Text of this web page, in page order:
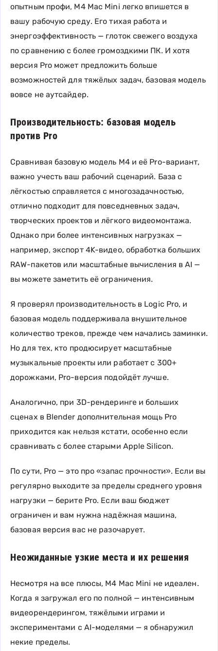
опытным профи, M4 Mac Mini легко впишется в
вашу рабочую среду. Его тихая работа и
энергоэффективность — глоток свежего воздуха
по сравнению с более громоздкими ПК. И хотя
версия Pro может предложить больше
возможностей для тяжёлых задач, базовая модель
вовсе не аутсайдер.
Производительность: базовая модель
против Pro
Сравнивая базовую модель M4 и её Pro-вариант,
важно учесть ваш рабочий сценарий. База с
лёгкостью справляется с многозадачностью,
отлично подходит для повседневных задач,
творческих проектов и лёгкого видеомонтажа.
Однако при более интенсивных нагрузках —
например, экспорт 4K-видео, обработка больших
RAW-пакетов или масштабные вычисления в AI —
вы можете заметить её ограничения.
Я проверял производительность в Logic Pro, и
базовая модель поддерживала внушительное
количество треков, прежде чем начались заминки.
Но для тех, кто продюсирует масштабные
музыкальные проекты или работает с 300+
дорожками, Pro-версия подойдёт лучше.
Аналогично, при 3D-рендеринге и больших
сценах в Blender дополнительная мощь Pro
приходится как нельзя кстати, особенно если
сравнивать с более старыми Apple Silicon.
По сути, Pro — это про «запас прочности». Если вы
регулярно выходите за пределы среднего уровня
нагрузки — берите Pro. Если ваш бюджет
ограничен и вам нужна надёжная машина,
базовая версия вас не разочарует.
Неожиданные узкие места и их решения
Несмотря на все плюсы, M4 Mac Mini не идеален.
Когда я загружал его по полной — интенсивным
видеорендерингом, тяжёлыми играми и
экспериментами с AI-моделями — я обнаружил
некие пределы.